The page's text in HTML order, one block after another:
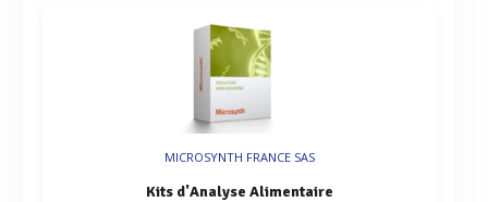
MICROSYNTH FRANCE SAS
Kits d'Analyse Alimentaire